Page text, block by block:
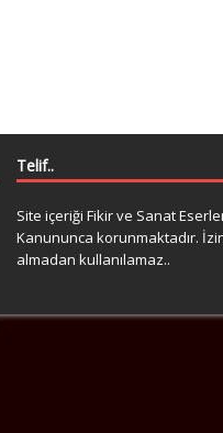
Telif..
Site içeriği Fikir ve Sanat
Kanununca korunmaktadır.
almadan kullanılamaz..